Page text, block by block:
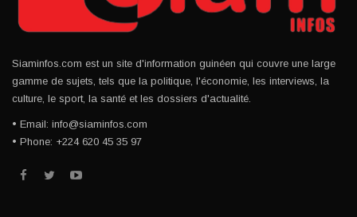
Siaminfos.com est un site d'information guinéen qui couvre une large
gamme de sujets, tels que la politique, l'économie, les interviews, la
culture, le sport, la santé et les dossiers d'actualité.
• Email: info@siaminfos.com
• Phone: +224 620 45 35 97